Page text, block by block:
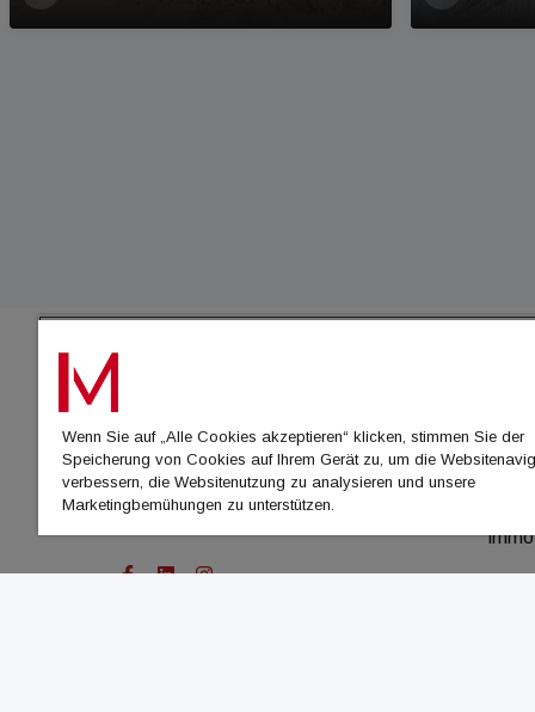
Wenn Sie auf „Alle Cookies akzeptieren“ klicken, stimmen Sie der
Speicherung von Cookies auf Ihrem Gerät zu, um die
verbessern, die Websitenutzung zu analysieren und unsere
Marketingbemühungen zu unterstützen.